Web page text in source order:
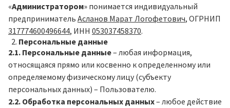
«Администратором» понимается индивидуальный
предприниматель Асланов Марат Логофетович, ОГРНИП
317774600496644, ИНН 053037458370.
Персональные данные
2.1. Персональные данные– любая информация,
относящаяся прямо или косвенно к определенному или
определяемому физическому лицу (субъекту
персональных данных) – Пользователю.
2.2. Обработка персональных данных– любое действие